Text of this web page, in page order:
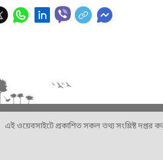
এই ওয়েবসাইটে প্রকাশিত সকল তথ্য সংশ্লিষ্ট দপ্তর